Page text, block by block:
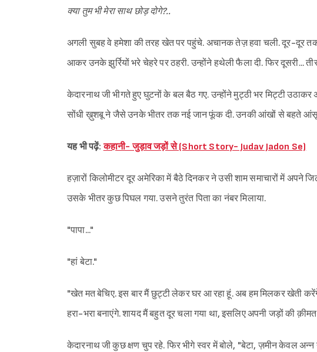
क्या तुम भी मेरा साथ छोड़ दोगे?..
अगली सुबह वे हमेशा की तरह खेत पर पहुंचे. अचानक तेज़ हवा चली. दूर-दूर
आकर उनके झुर्रियों भरे चेहरे पर ठहरी. उन्होंने हथेली फैला दी. फिर दूसरी...
केदारनाथ जी भीगते हुए घुटनों के बल बैठ गए. उन्होंने मुट्ठी भर मिट्टी
सोंधी ख़ुशबू ने जैसे उनके भीतर तक नई जान फूंक दी. उनकी आंखों से बहते
यह भी पढ़ें:कहानी- जुड़ाव जड़ों से (Short Story- Judav Jadon Se)
हज़ारों किलोमीटर दूर अमेरिका में बैठे दिनकर ने उसी शाम समाचारों में अपने
उसके भीतर कुछ पिघल गया. उसने तुरंत पिता का नंबर मिलाया.
"पापा..."
"हां बेटा."
"खेत मत बेचिए. इस बार मैं छुट्टी लेकर घर आ रहा हूं. अब हम मिलकर खेती
हरा-भरा बनाएंगे. शायद मैं बहुत दूर चला गया था, इसलिए अपनी जड़ों की
केदारनाथ जी कुछ क्षण चुप रहे. फिर भीगे स्वर में बोले, "बेटा, ज़मीन केवल अन्न